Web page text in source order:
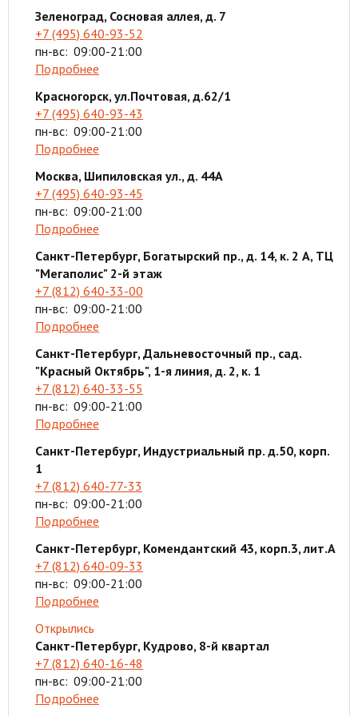
Зеленоград, Сосновая аллея, д. 7
+7 (495) 640-93-52
пн-вс: 09:00-21:00
Подробнее
Красногорск, ул.Почтовая, д.62/1
+7 (495) 640-93-43
пн-вс: 09:00-21:00
Подробнее
Москва, Шипиловская ул., д. 44А
+7 (495) 640-93-45
пн-вс: 09:00-21:00
Подробнее
Санкт-Петербург, Богатырский пр., д. 14, к. 2 А, ТЦ
"Мегаполис" 2-й этаж
+7 (812) 640-33-00
пн-вс: 09:00-21:00
Подробнее
Санкт-Петербург, Дальневосточный пр., сад.
"Красный Октябрь", 1-я линия, д. 2, к. 1
+7 (812) 640-33-55
пн-вс: 09:00-21:00
Подробнее
Санкт-Петербург, Индустриальный пр. д.50, корп.
1
+7 (812) 640-77-33
пн-вс: 09:00-21:00
Подробнее
Санкт-Петербург, Комендантский 43, корп.3, лит.А
+7 (812) 640-09-33
пн-вс: 09:00-21:00
Подробнее
Открылись
Санкт-Петербург, Кудрово, 8-й квартал
+7 (812) 640-16-48
пн-вс: 09:00-21:00
Подробнее